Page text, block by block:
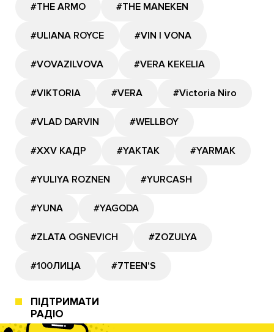
#THE ARMO #THE MANEKEN
#ULIANA ROYCE #VIN I VONA
#VOVAZILVOVA #VERA KEKELIA
#VIKTORIA #VERA #Victoria Niro
#VLAD DARVIN #WELLBOY
#XXV КАДР #YAKTAK #YARMAK
#YULIYA ROZNEN #YURCASH
#YUNA #YAGODA
#ZLATA OGNEVICH #ZOZULYA
#100ЛИЦА #7TEEN'S
ПІДТРИМАТИ
РАДІО